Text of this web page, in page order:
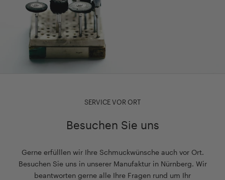
SERVICE VOR ORT
Besuchen Sie uns
Gerne erfülllen wir Ihre Schmuckwünsche auch vor Ort.
Besuchen Sie uns in unserer Manufaktur in Nürnberg. Wir
beantworten gerne alle Ihre Fragen rund um Ihr